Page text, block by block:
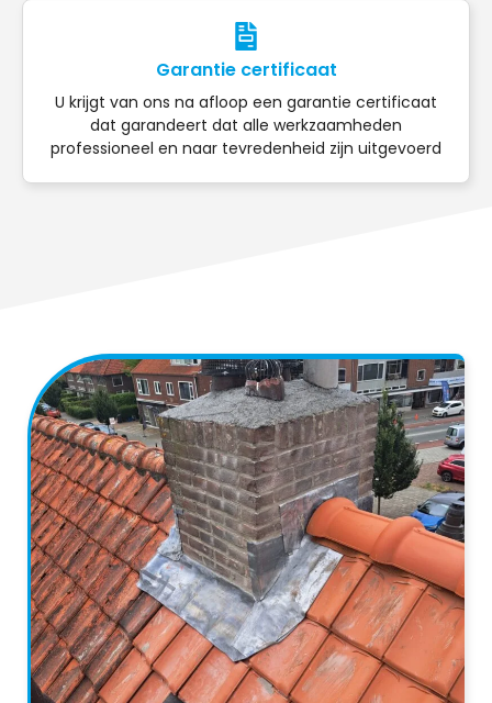
Garantie certificaat
U krijgt van ons na afloop een garantie certificaat
dat garandeert dat alle werkzaamheden
professioneel en naar tevredenheid zijn uitgevoerd